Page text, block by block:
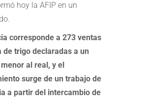
hoy la AFIP en un
corresponde a 273 ventas
de trigo declaradas a un
al real, y el
surge de un trabajo de
a partir del intercambio de